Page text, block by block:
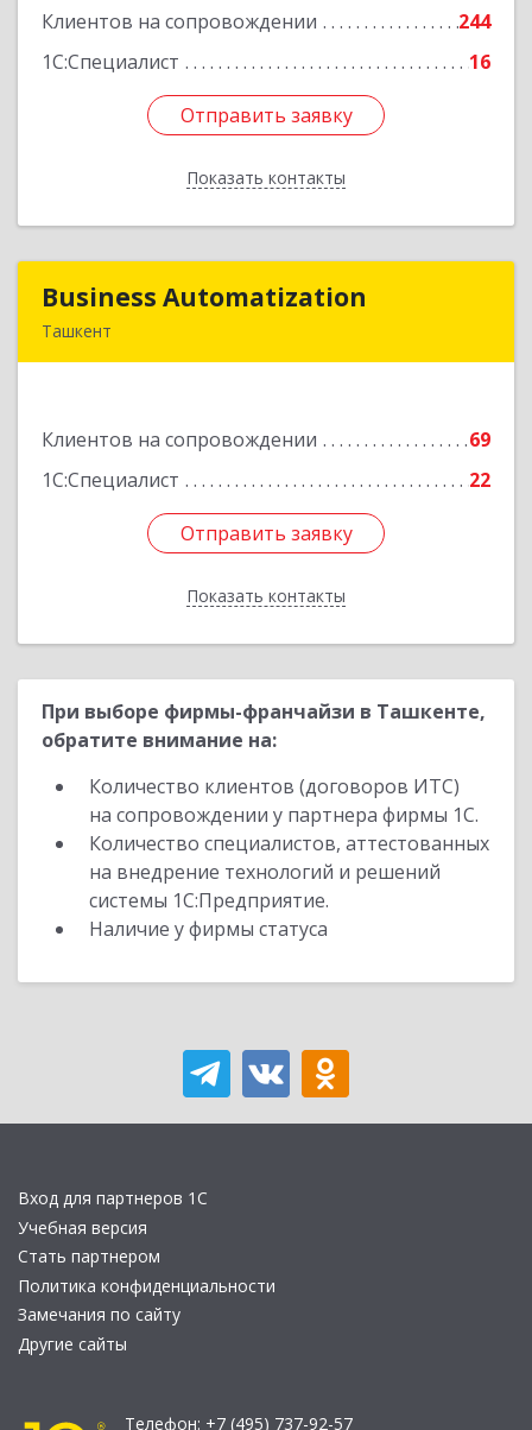
Клиентов на сопровождении
244
1С:Специалист
16
Отправить заявку
Показать контакты
Подробнее
Отправить заявку
Назад
Business Automatization
Ташкент
Клиентов на сопровождении
69
1С:Специалист
22
Отправить заявку
Показать контакты
Business Automatization
Подробнее
Отправить заявку
Назад
При выборе фирмы-франчайзи в Ташкенте,
обратите внимание на:
Количество клиентов (договоров ИТС)
на сопровождении у партнера фирмы 1С.
Количество специалистов, аттестованных
на внедрение технологий и решений
системы 1С:Предприятие.
Наличие у фирмы статуса
Вход для партнеров 1С
Учебная версия
Стать партнером
Политика конфиденциальности
Замечания по сайту
Другие сайты
Телефон: +7 (495) 737-92-57